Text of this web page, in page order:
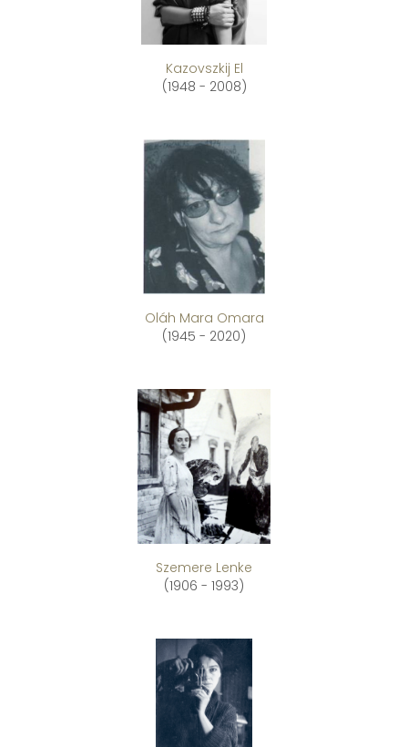
Kazovszkij El
(1948 - 2008)
Oláh Mara Omara
(1945 - 2020)
Szemere Lenke
(1906 - 1993)